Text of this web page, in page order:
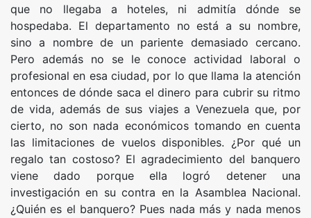
que no llegaba a hoteles, ni admitía dónde se
hospedaba. El departamento no está a su nombre,
sino a nombre de un pariente demasiado cercano.
Pero además no se le conoce actividad laboral o
profesional en esa ciudad, por lo que llama la atención
entonces de dónde saca el dinero para cubrir su ritmo
de vida, además de sus viajes a Venezuela que, por
cierto, no son nada económicos tomando en cuenta
las limitaciones de vuelos disponibles. ¿Por qué un
regalo tan costoso? El agradecimiento del banquero
viene dado porque ella logró detener una
investigación en su contra en la Asamblea Nacional.
¿Quién es el banquero? Pues nada más y nada menos